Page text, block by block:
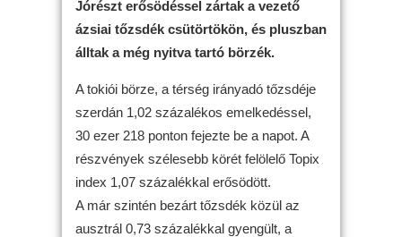
Jórészt erősödéssel zártak a vezető
ázsiai tőzsdék csütörtökön, és pluszban
álltak a még nyitva tartó börzék.
A tokiói börze, a térség irányadó tőzsdéje
szerdán 1,02 százalékos emelkedéssel,
30 ezer 218 ponton fejezte be a napot. A
részvények szélesebb körét felölelő Topix
index 1,07 százalékkal erősödött.
A már szintén bezárt tőzsdék közül az
ausztrál 0,73 százalékkal gyengült, a